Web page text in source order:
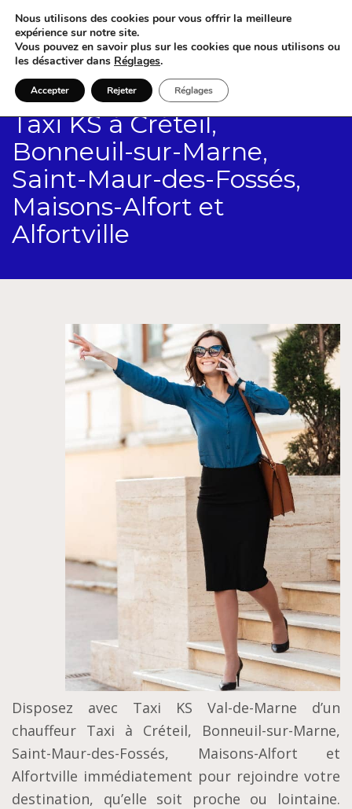
Taxi KS à Créteil,
Bonneuil-sur-Marne,
Saint-Maur-des-Fossés,
Maisons-Alfort et
Alfortville
Disposez avec Taxi KS Val-de-Marne d’un
chauffeur Taxi à Créteil, Bonneuil-sur-Marne,
Saint-Maur-des-Fossés, Maisons-Alfort et
Alfortville immédiatement pour rejoindre votre
destination, qu’elle soit proche ou lointaine.
Nous utilisons des cookies pour vous offrir la meilleure
expérience sur notre site.
Vous pouvez en savoir plus sur les cookies que nous utilisons ou
les désactiver dans Réglages.
Accepter Rejeter Réglages